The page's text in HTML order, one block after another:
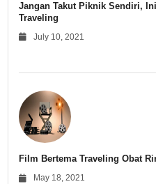
Jangan Takut Piknik Sendiri,
Traveling
July 10, 2021
Film Bertema Traveling Obat
May 18, 2021